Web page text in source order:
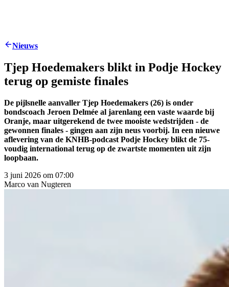
Nieuws
Tjep Hoedemakers blikt in Podje Hockey
terug op gemiste finales
De pijlsnelle aanvaller Tjep Hoedemakers (26) is onder
bondscoach Jeroen Delmée al jarenlang een vaste waarde bij
Oranje, maar uitgerekend de twee mooiste wedstrijden - de
gewonnen finales - gingen aan zijn neus voorbij. In een nieuwe
aflevering van de KNHB-podcast Podje Hockey blikt de 75-
voudig international terug op de zwartste momenten uit zijn
loopbaan.
3 juni 2026 om 07:00
Marco van Nugteren